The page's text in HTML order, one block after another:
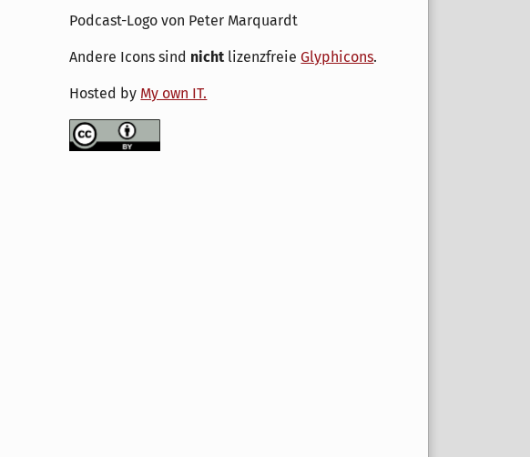
Podcast-Logo von Peter Marquardt
Andere Icons sind nicht lizenzfreieGlyphicons.
Hosted by My own IT.